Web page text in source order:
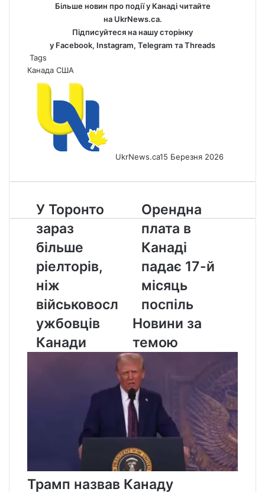
Більше новин про події у Канаді читайте
на UkrNews.ca.
Підписуйтеся на нашу сторінку
у Facebook, Instagram, Telegram таThreads
Tags
Канада США
UkrNews.ca15 Березня 2026
У
Торонто
зараз
більше
ріелторів,
ніж
військовослужбовців
Канади
У Торонто
зараз
більше
ріелторів,
ніж
військовосл
ужбовців
Канади
Орендна
плата
в
Канаді
падає
17-
місяць
поспіль
Орендна
плата в
Канаді
падає 17-й
місяць
поспіль
Новини за
темою
Трамп назвав Канаду